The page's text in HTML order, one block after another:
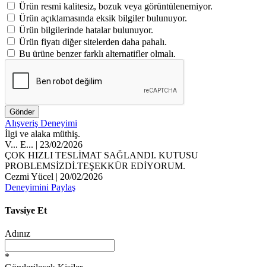
Ürün resmi kalitesiz, bozuk veya görüntülenemiyor.
Ürün açıklamasında eksik bilgiler bulunuyor.
Ürün bilgilerinde hatalar bulunuyor.
Ürün fiyatı diğer sitelerden daha pahalı.
Bu ürüne benzer farklı alternatifler olmalı.
Gönder
Alışveriş Deneyimi
İlgi ve alaka müthiş.
V... E... | 23/02/2026
ÇOK HIZLI TESLİMAT SAĞLANDI. KUTUSU
PROBLEMSİZDİ.TEŞEKKÜR EDİYORUM.
Cezmi Yücel | 20/02/2026
Deneyimini Paylaş
Tavsiye Et
Adınız
*